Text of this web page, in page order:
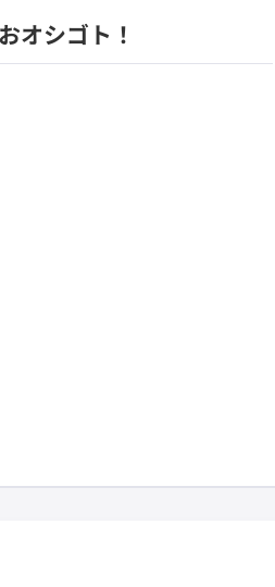
オシゴト！